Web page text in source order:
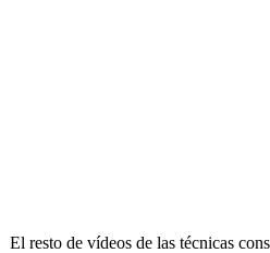
El resto de vídeos de las técnicas